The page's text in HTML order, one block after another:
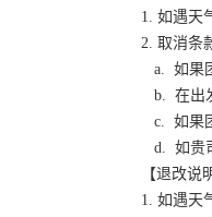
1. 如遇天
2. 取消条
a. 如果
b. 在出
c. 如果
d. 如贵
【退改说
1. 如遇天